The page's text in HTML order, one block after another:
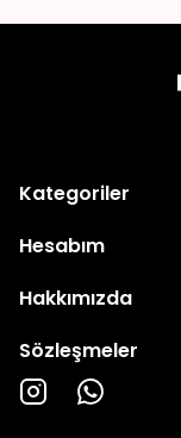
Kategoriler
Hesabım
Hakkımızda
Sözleşmeler